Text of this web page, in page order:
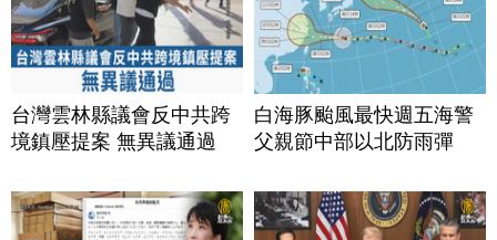
台灣雲林縣議會反中共跨
境鎮壓提案 無異議通過
白海豚颱風最快週五海警
父親節中部以北防雨彈